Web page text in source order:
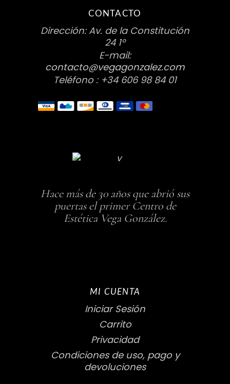
CONTACTO
Dirección: Av. de la Constitución
24 1º
E-mail:
contacto@vegagonzalez.com
Teléfono : +34 606 98 84 01
Hace más de 30 años que abrió sus
puertas el primer Centro de
Estética Vega González.
MI CUENTA
Iniciar Sesión
Carrito
Privacidad
Condiciones de uso, pago y
devoluciones